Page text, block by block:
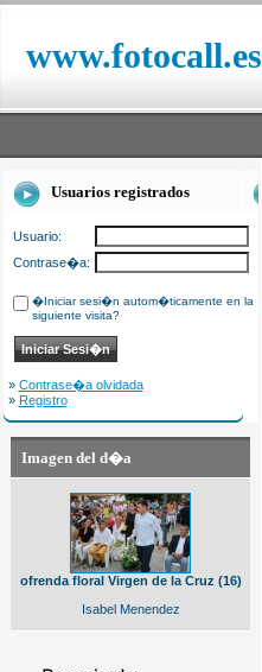
www.fotocall.es
Usuarios registrados
Usuario:
Contrase�a:
�Iniciar sesi�n autom�ticamente en la
siguiente visita?
» Contrase�a olvidada
» Registro
Imagen del d�a
ofrenda floral Virgen de la Cruz (16)
Isabel Menendez